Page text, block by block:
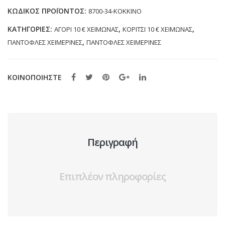
34
(30-
41)
ΚΩΔΙΚΌΣ ΠΡΟΪΌΝΤΟΣ: 8700-34-ΚΟΚΚΙΝΟ
ΚΑΤΗΓΟΡΊΕΣ: ΑΓΟΡΙ 10 € ΧΕΙΜΩΝΑΣ, ΚΟΡΙΤΣΙ 10 € ΧΕΙΜΩΝΑΣ,
ΠΑΝΤΟΦΛΕΣ ΧΕΙΜΕΡΙΝΕΣ, ΠΑΝΤΟΦΛΕΣ ΧΕΙΜΕΡΙΝΕΣ
ΚΟΙΝΟΠΟΙΗΣΤΕ
Περιγραφή
Επιπλέον πληροφορίες